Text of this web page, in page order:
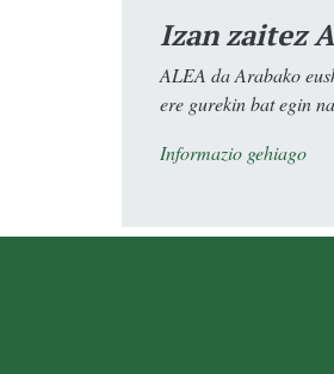
Izan zaitez
ALEA da Arabako
ere gurekin bat egin
Informazio gehiago